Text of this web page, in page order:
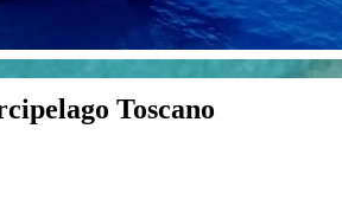
Toscano